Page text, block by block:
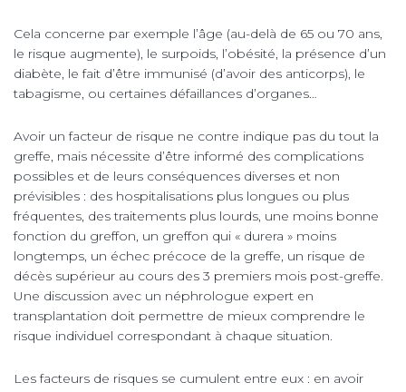
Cela concerne par exemple l’âge (au-delà de 65 ou 70 ans,
le risque augmente), le surpoids, l’obésité, la présence d’un
diabète, le fait d’être immunisé (d’avoir des anticorps), le
tabagisme, ou certaines défaillances d’organes…
Avoir un facteur de risque ne contre indique pas du tout la
greffe, mais nécessite d’être informé des complications
possibles et de leurs conséquences diverses et non
prévisibles : des hospitalisations plus longues ou plus
fréquentes, des traitements plus lourds, une moins bonne
fonction du greffon, un greffon qui « durera » moins
longtemps, un échec précoce de la greffe, un risque de
décès supérieur au cours des 3 premiers mois post-greffe.
Une discussion avec un néphrologue expert en
transplantation doit permettre de mieux comprendre le
risque individuel correspondant à chaque situation.
Les facteurs de risques se cumulent entre eux : en avoir